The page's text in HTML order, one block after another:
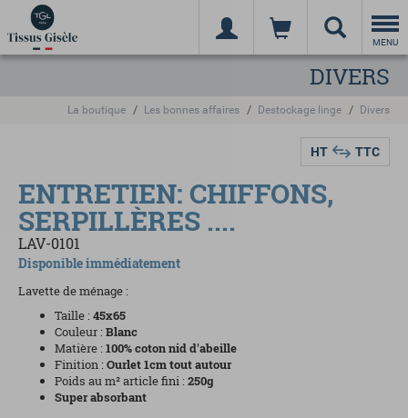
MENU
DIVERS
La boutique Les bonnes affaires Destockage linge Divers
HT TTC
ENTRETIEN: CHIFFONS,
SERPILLÈRES ....
LAV-0101
Disponible immédiatement
Lavette de ménage :
Taille :45x65
Couleur :Blanc
Matière :100% coton nid d'abeille
Finition :Ourlet 1cm tout autour
Poids au m² article fini :250g
Super absorbant